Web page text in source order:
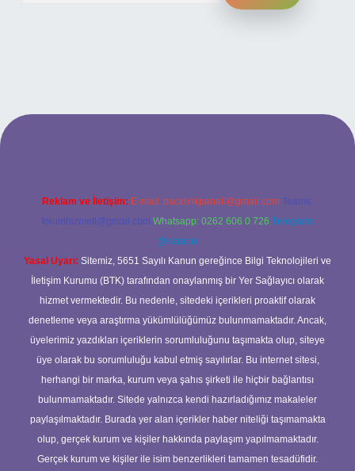
bahis sitesi
Reklam ve İletişim: E-mail: backlinkpaneli@gmail.com Teams:
forumhizmeti@gmail.com Whatsapp: 0262 606 0 726 Telegram:
@karabul
Yasal Uyarı: Sitemiz, 5651 Sayılı Kanun gereğince Bilgi Teknolojileri ve
İletişim Kurumu (BTK) tarafından onaylanmış bir Yer Sağlayıcı olarak
hizmet vermektedir. Bu nedenle, sitedeki içerikleri proaktif olarak
denetleme veya araştırma yükümlülüğümüz bulunmamaktadır. Ancak,
üyelerimiz yazdıkları içeriklerin sorumluluğunu taşımakta olup, siteye
üye olarak bu sorumluluğu kabul etmiş sayılırlar. Bu internet sitesi,
herhangi bir marka, kurum veya şahıs şirketi ile hiçbir bağlantısı
bulunmamaktadır. Sitede yalnızca kendi hazırladığımız makaleler
paylaşılmaktadır. Burada yer alan içerikler haber niteliği taşımamakta
olup, gerçek kurum ve kişiler hakkında paylaşım yapılmamaktadır.
Gerçek kurum ve kişiler ile isim benzerlikleri tamamen tesadüfidir.